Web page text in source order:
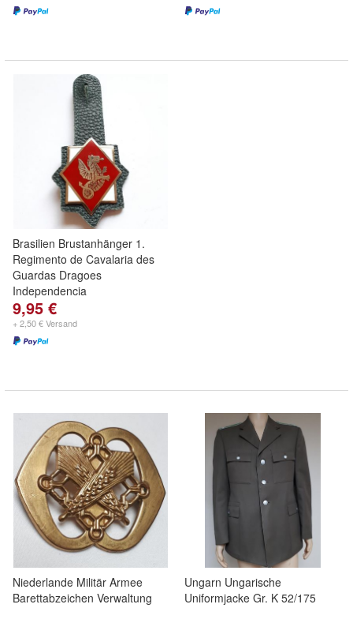
Brasilien Brustanhänger 1.
Regimento de Cavalaria des
Guardas Dragoes
Independencia
9,95 €
+ 2,50 € Versand
Niederlande Militär Armee
Barettabzeichen Verwaltung
Ungarn Ungarische
Uniformjacke Gr. K 52/175